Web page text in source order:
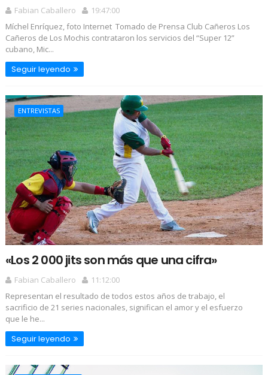
Fabian Caballero
19:47:00
Míchel Enríquez, foto Internet Tomado de Prensa Club Cañeros Los
Cañeros de Los Mochis contrataron los servicios del “Super 12”
cubano, Mic...
Seguir leyendo
ENTREVISTAS
«Los 2 000 jits son más que una cifra»
Fabian Caballero
11:12:00
Representan el resultado de todos estos años de trabajo, el
sacrificio de 21 series nacionales, significan el amor y el esfuerzo
que le he...
Seguir leyendo